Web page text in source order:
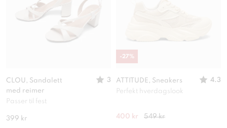
CLOU, Sandalett
med reimer
3
Passer til fest
399 kr
ATTITUDE, Sneakers
4.3
Perfekt hverdagslook
400 kr 549 kr
-27%